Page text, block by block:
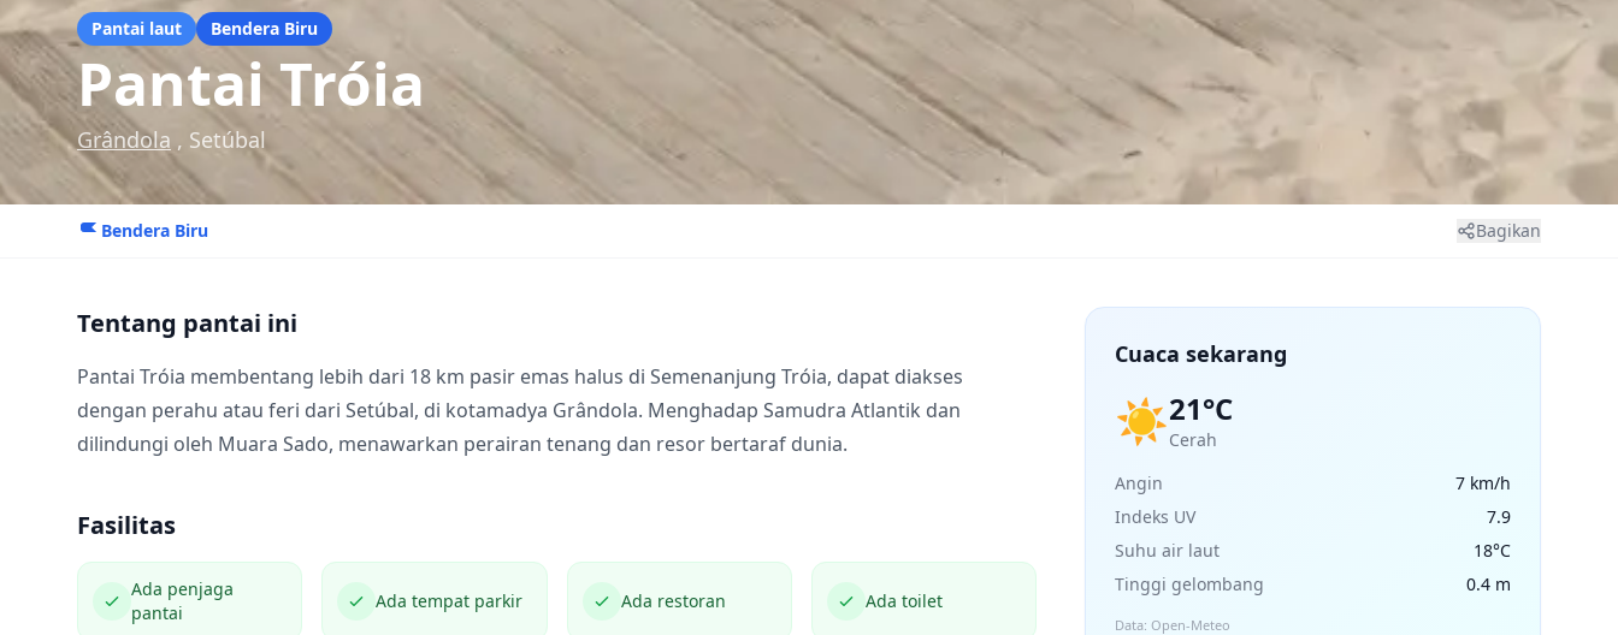
Pantai laut Bendera Biru
Pantai Tróia
Grândola , Setúbal
Bendera Biru Bagikan
Tentang pantai ini
Pantai Tróia membentang lebih dari 18 km pasir emas halus di Semenanjung Tróia, dapat diakses
dengan perahu atau feri dari Setúbal, di kotamadya Grândola. Menghadap Samudra Atlantik dan
dilindungi oleh Muara Sado, menawarkan perairan tenang dan resor bertaraf dunia.
Fasilitas
Ada penjaga
pantai
Ada tempat parkir Ada restoran Ada toilet
Cuaca sekarang
☀️21°C
Cerah
Angin
7 km/h
Indeks UV
7.9
Suhu air laut
18°C
Tinggi gelombang
0.4 m
Data: Open-Meteo